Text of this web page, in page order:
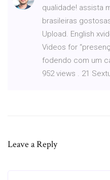
qualidade! assista
brasileiras
Upload. English
Videos for
fodendo com um
952 views . 21
Leave a Reply